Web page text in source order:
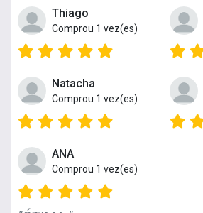
Thiago
Comprou 1 vez(es)
Natacha
Comprou 1 vez(es)
ANA
Comprou 1 vez(es)